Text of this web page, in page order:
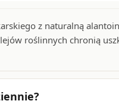
z naturalną
roślinnych chronią